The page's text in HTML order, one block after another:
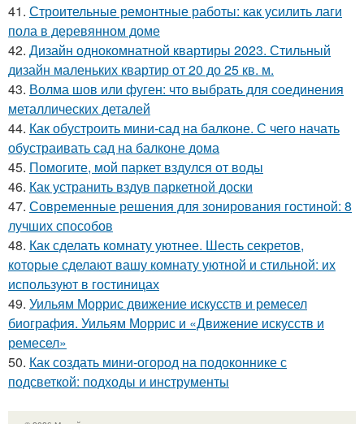
41. Строительные ремонтные работы: как усилить лаги
пола в деревянном доме
42. Дизайн однокомнатной квартиры 2023. Стильный
дизайн маленьких квартир от 20 до 25 кв. м.
43. Волма шов или фуген: что выбрать для соединения
металлических деталей
44. Как обустроить мини-сад на балконе. С чего начать
обустраивать сад на балконе дома
45. Помогите, мой паркет вздулся от воды
46. Как устранить вздув паркетной доски
47. Современные решения для зонирования гостиной: 8
лучших способов
48. Как сделать комнату уютнее. Шесть секретов,
которые сделают вашу комнату уютной и стильной: их
используют в гостиницах
49. Уильям Моррис движение искусств и ремесел
биография. Уильям Моррис и «Движение искусств и
ремесел»
50. Как создать мини-огород на подоконнике с
подсветкой: подходы и инструменты